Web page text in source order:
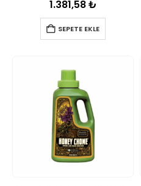
1.381,58₺
SEPETE EKLE